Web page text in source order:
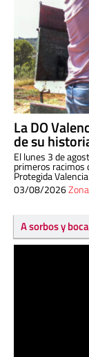
La DO
de su
El lunes 3 de
primeros racimos
Protegida
03/08/2026
A sorbos y